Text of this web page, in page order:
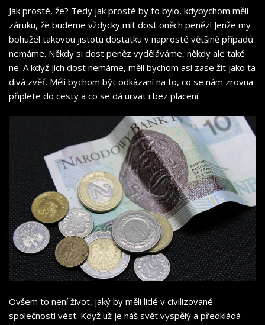
Jak prosté, že? Tedy jak prosté by to bylo, kdybychom měli
záruku, že budeme vždycky mít dost oněch peněz! Jenže my
bohužel takovou jistotu dostatku v naprosté většině případů
nemáme. Někdy si dost peněz vyděláváme, někdy ale také
ne. A když jich dost nemáme, měli bychom asi zase žít jako ta
divá zvěř. Měli bychom být odkázaní na to, co se nám zrovna
připlete do cesty a co se dá urvat i bez placení.
Ovšem to není život, jaký by měli lidé v civilizované
společnosti vést. Když už je náš svět vyspělý a předkládá